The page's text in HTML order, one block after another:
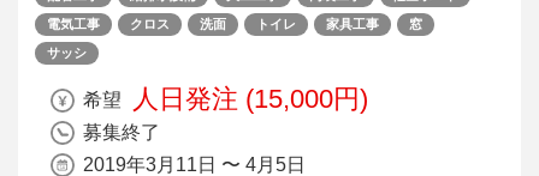
電気工事
クロス 洗面 トイレ 家具工事
窓
サッシ
希望 人日発注 (15,000円)
募集終了
2019年3月11日 〜 4月5日